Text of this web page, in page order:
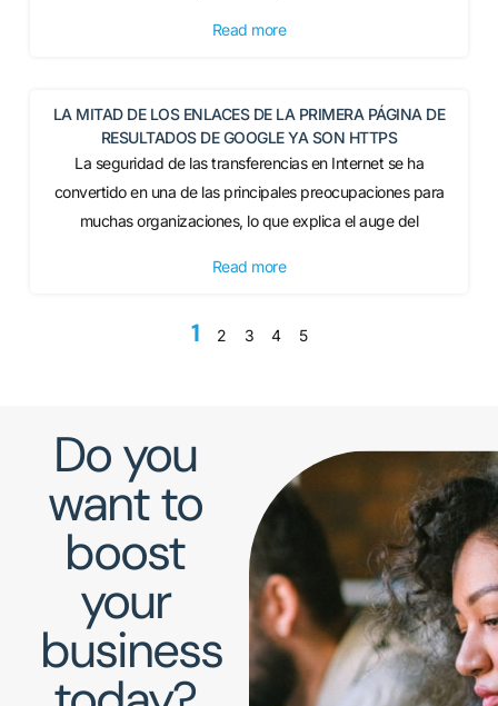
Read more
LA MITAD DE LOS ENLACES DE LA PRIMERA PÁGINA DE
RESULTADOS DE GOOGLE YA SON HTTPS
La seguridad de las transferencias en Internet se ha
convertido en una de las principales preocupaciones para
muchas organizaciones, lo que explica el auge del
Read more
1 2 3 4 5
Do you
want to
boost
your
business